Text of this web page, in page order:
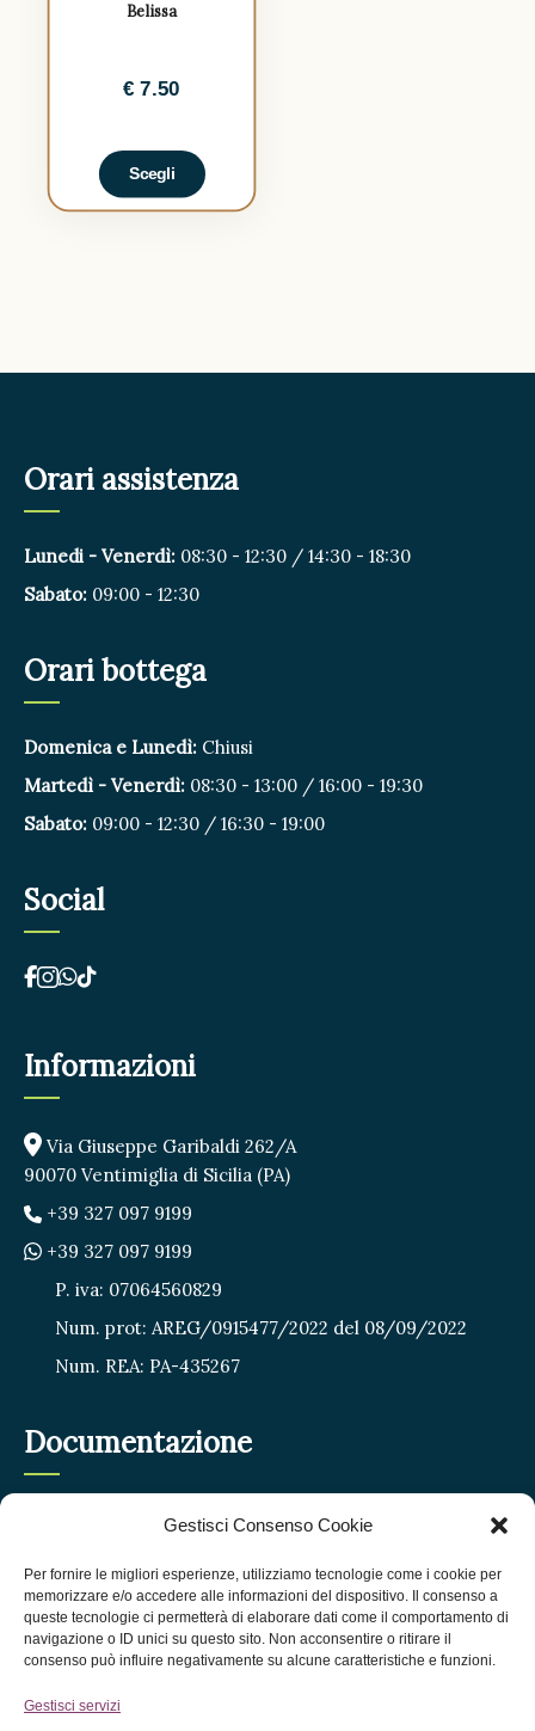
Gestisci Consenso Cookie
Per fornire le migliori esperienze, utilizziamo tecnologie come i cookie per
memorizzare e/o accedere alle informazioni del dispositivo. Il consenso a
queste tecnologie ci permetterà di elaborare dati come il comportamento di
navigazione o ID unici su questo sito. Non acconsentire o ritirare il
consenso può influire negativamente su alcune caratteristiche e funzioni.
Gestisci servizi
Belissa
€ 7.50
Scegli
Orari assistenza
Lunedi - Venerdì: 08:30 - 12:30 / 14:30 - 18:30
Sabato: 09:00 - 12:30
Orari bottega
Domenica e Lunedì: Chiusi
Martedì - Venerdì: 08:30 - 13:00 / 16:00 - 19:30
Sabato: 09:00 - 12:30 / 16:30 - 19:00
Social
Informazioni
Via Giuseppe Garibaldi 262/A
90070 Ventimiglia di Sicilia (PA)
+39 327 097 9199
+39 327 097 9199
P. iva: 07064560829
Num. prot: AREG/0915477/2022 del 08/09/2022
Num. REA: PA-435267
Documentazione
FAQ
Termini e condizioni